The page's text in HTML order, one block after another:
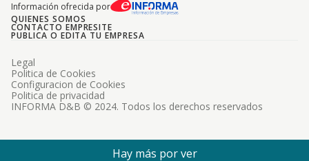
Información ofrecida por
QUIENES SOMOS
CONTACTO EMPRESITE
PUBLICA O EDITA TU EMPRESA
INFORMA D&B © 2024. Todos los derechos reservados
Legal
Politica de Cookies
Configuracion de Cookies
Politica de privacidad
Hay más por ver